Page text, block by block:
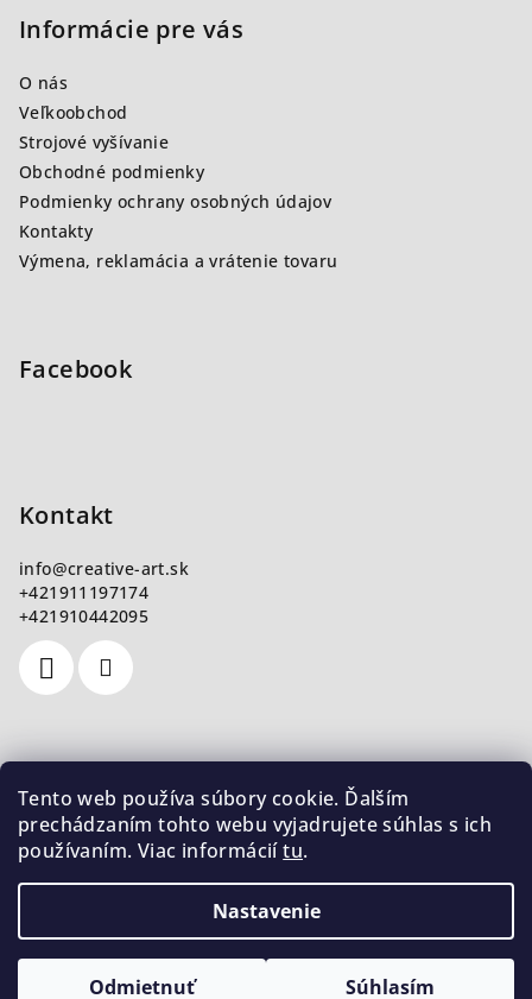
Tento web používa súbory cookie. Ďalším
prechádzaním tohto webu vyjadrujete súhlas s ich
používaním. Viac informáciítu.
Nastavenie
Odmietnuť Súhlasím
Informácie pre vás
O nás
Veľkoobchod
Strojové vyšívanie
Obchodné podmienky
Podmienky ochrany osobných údajov
Kontakty
Výmena, reklamácia a vrátenie tovaru
Facebook
Kontakt
info@creative-art.sk
+421911197174
+421910442095
Nákupný košík
0ks /€0
Copyright 2026CreativeArt. Všetky práva vyhradené.